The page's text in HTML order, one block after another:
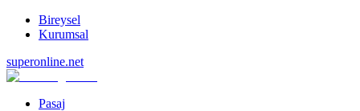
Bireysel
Kurumsal
superonline.net
Pasaj